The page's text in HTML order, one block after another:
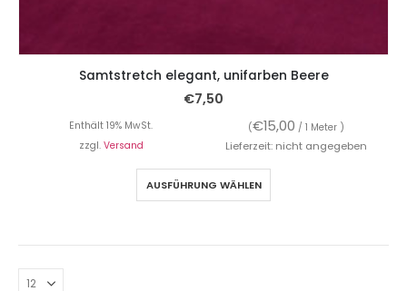
Samtstretch elegant, unifarben Beere
€7,50
Enthält 19% MwSt. (€15,00 / 1 Meter )
zzgl. Versand Lieferzeit: nicht angegeben
AUSFÜHRUNG WÄHLEN